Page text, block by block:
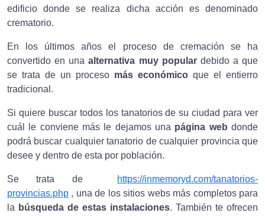
edificio donde se realiza dicha acción es denominado
crematorio.
En los últimos años el proceso de cremación se ha
convertido en unaalternativa muy populardebido a que
se trata de un proceso más económico que el entierro
tradicional.
Si quiere buscar todos los tanatorios de su ciudad para ver
cuál le conviene más le dejamos una página web donde
podrá buscar cualquier tanatorio de cualquier provincia que
desee y dentro de esta por población.
Se trata de
https://inmemoryd.com/tanatorios-
provincias.php , una de los sitios webs más completos para
la búsqueda de estas instalaciones. También te ofrecen